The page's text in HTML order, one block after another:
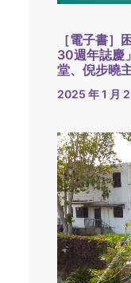
［電子書］
30週年誌慶
堂、倪步曉
2025 年 1 月 2